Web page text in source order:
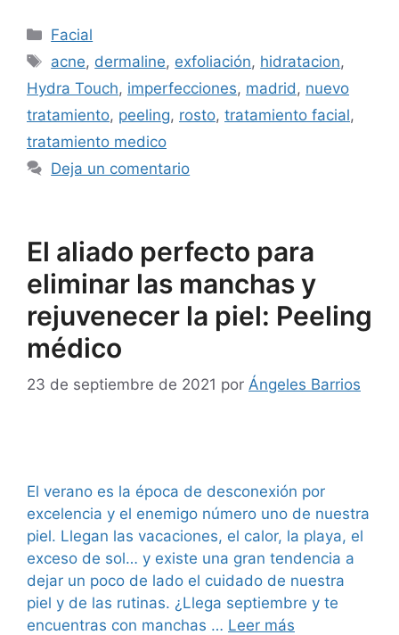
Facial
acne, dermaline, exfoliación, hidratacion,
Hydra Touch, imperfecciones, madrid , nuevo
tratamiento, peeling, rosto, tratamiento facial,
tratamiento medico
Deja un comentario
El aliado perfecto para
eliminar las manchas y
rejuvenecer la piel: Peeling
médico
23 de septiembre de 2021 por Ángeles Barrios
El verano es la época de desconexión por
excelencia y el enemigo número uno de nuestra
piel. Llegan las vacaciones, el calor, la playa, el
exceso de sol… y existe una gran tendencia a
dejar un poco de lado el cuidado de nuestra
piel y de las rutinas. ¿Llega septiembre y te
encuentras con manchas … Leer más